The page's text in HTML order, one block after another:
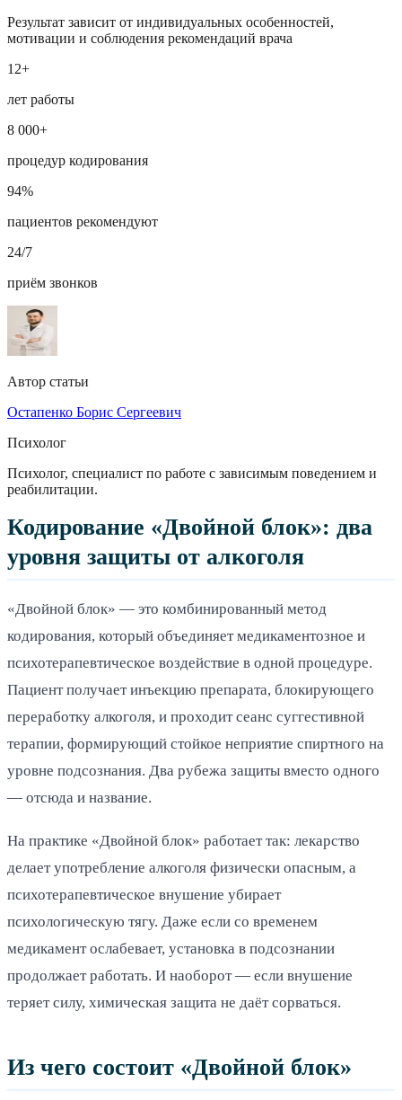
Результат зависит от индивидуальных особенностей,
мотивации и соблюдения рекомендаций врача
12+
лет работы
8 000+
процедур кодирования
94%
пациентов рекомендуют
24/7
приём звонков
Автор статьи
Остапенко Борис Сергеевич
Психолог
Психолог, специалист по работе с зависимым поведением и
реабилитации.
Кодирование «Двойной блок»: два
уровня защиты от алкоголя
«Двойной блок» — это комбинированный метод
кодирования, который объединяет медикаментозное и
психотерапевтическое воздействие в одной процедуре.
Пациент получает инъекцию препарата, блокирующего
переработку алкоголя, и проходит сеанс суггестивной
терапии, формирующий стойкое неприятие спиртного на
уровне подсознания. Два рубежа защиты вместо одного
— отсюда и название.
На практике «Двойной блок» работает так: лекарство
делает употребление алкоголя физически опасным, а
психотерапевтическое внушение убирает
психологическую тягу. Даже если со временем
медикамент ослабевает, установка в подсознании
продолжает работать. И наоборот — если внушение
теряет силу, химическая защита не даёт сорваться.
Из чего состоит «Двойной блок»